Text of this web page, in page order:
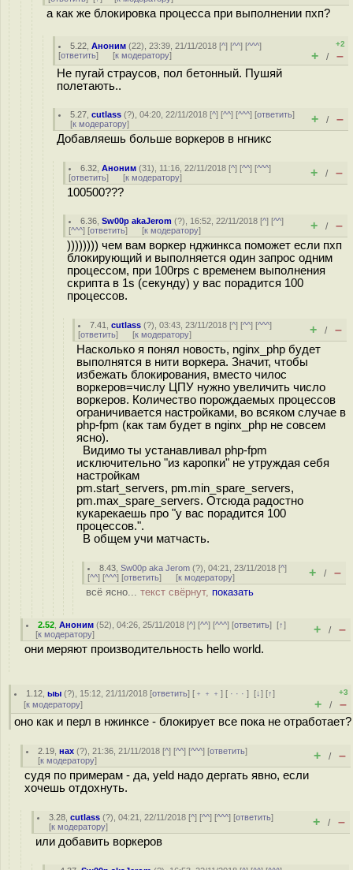
а как же блокировка процесса при выполнении пхп?
5.22 ,Аноним (22), 23:39, 21/11/2018 [^] [^^] [^^^]
[ответить] [к модератору]
+2
+ / –
Не пугай страусов, пол бетонный. Пушяй
полетають..
5.27 ,cutlass (?), 04:20, 22/11/2018 [^] [^^] [^^^] [ответить]
[к модератору] + / –
Добавляешь больше воркеров в нгникс
6.32 ,Аноним (31), 11:16, 22/11/2018 [^] [^^] [^^^]
[ответить] [к модератору] + / –
100500???
6.36 ,Sw00p akaJerom (?), 16:52, 22/11/2018 [^] [^^]
[^^^] [ответить] [к модератору] + / –
)))))))) чем вам воркер нджинкса поможет если пхп
блокирующий и выполняется один запрос одним
процессом, при 100rps с временем выполнения
скрипта в 1s (секунду) у вас порадится 100
процессов.
7.41 ,cutlass (?), 03:43, 23/11/2018 [^] [^^] [^^^]
[ответить] [к модератору] + / –
Насколько я понял новость, nginx_php будет
выполнятся в нити воркера. Значит, чтобы
избежать блокирования, вместо чилос
воркеров=числу ЦПУ нужно увеличить число
воркеров. Количество порождаемых процессов
ограничивается настройками, во всяком случае в
php-fpm (как там будет в nginx_php не совсем
ясно).
Видимо ты устанавливал php-fpm
исключительно "из каропки" не утруждая себя
настройкам
pm.start_servers, pm.min_spare_servers,
pm.max_spare_servers. Отсюда радостно
кукарекаешь про "у вас порадится 100
процессов.".
В общем учи матчасть.
8.43 ,Sw00p aka Jerom (?), 04:21, 23/11/2018 [^]
[^^] [^^^] [ответить] [к модератору] + / –
всё ясно... текст свёрнут, показать
2.52 ,Аноним (52), 04:26, 25/11/2018 [^] [^^] [^^^] [ответить][↑]
[к модератору] + / –
они меряют производительность hello world.
1.12 ,ыы (?), 15:12, 21/11/2018 [ответить] [ ﹢﹢﹢] [ · · ·][↓] [↑]
[к модератору]
+3
+ / –
оно как и перл в нжинксе - блокирует все пока не отработает?
2.19 ,нах (?), 21:36, 21/11/2018 [^] [^^] [^^^] [ответить]
[к модератору] + / –
судя по примерам - да, yeld надо дергать явно, если
хочешь отдохнуть.
3.28 ,cutlass (?), 04:21, 22/11/2018 [^] [^^] [^^^] [ответить]
[к модератору] + / –
или добавить воркеров